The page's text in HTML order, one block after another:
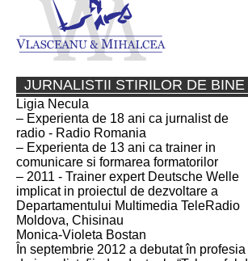
JURNALISTII STIRILOR DE BINE
Ligia Necula
– Experienta de 18 ani ca jurnalist de
radio - Radio Romania
– Experienta de 13 ani ca trainer in
comunicare si formarea formatorilor
– 2011 - Trainer expert Deutsche Welle
implicat in proiectul de dezvoltare a
Departamentului Multimedia TeleRadio
Moldova, Chisinau
Monica-Violeta Bostan
În septembrie 2012 a debutat în profesia